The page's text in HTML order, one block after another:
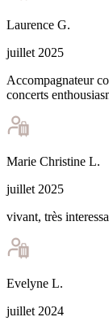
Laurence G.
juillet 2025
Accompagnateur
concerts
Marie Christine L.
juillet 2025
vivant, très
Evelyne L.
juillet 2024